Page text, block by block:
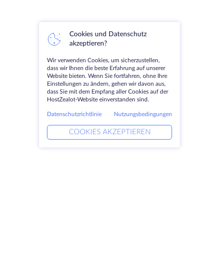
Cookies und Datenschutz
akzeptieren?
Wir verwenden Cookies, um sicherzustellen,
dass wir Ihnen die beste Erfahrung auf unserer
Website bieten. Wenn Sie fortfahren, ohne Ihre
Einstellungen zu ändern, gehen wir davon aus,
dass Sie mit dem Empfang aller Cookies auf der
HostZealot-Website einverstanden sind.
Datenschutzrichtlinie Nutzungsbedingungen
COOKIES AKZEPTIEREN